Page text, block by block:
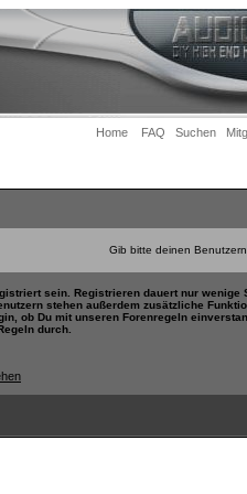
Home FAQ Suchen
Gib bitte deinen
sein. Registrieren dauert nur wenige
stehen außerdem zusätzliche
ob Du mit unseren Forenregeln
durch.